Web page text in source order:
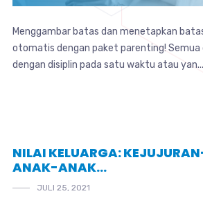
Menggambar batas dan menetapkan
otomatis dengan paket parenting! Semua
dengan disiplin pada satu waktu atau yan...
NILAI KELUARGA:
ANAK-ANAK…
JULI 25, 2021